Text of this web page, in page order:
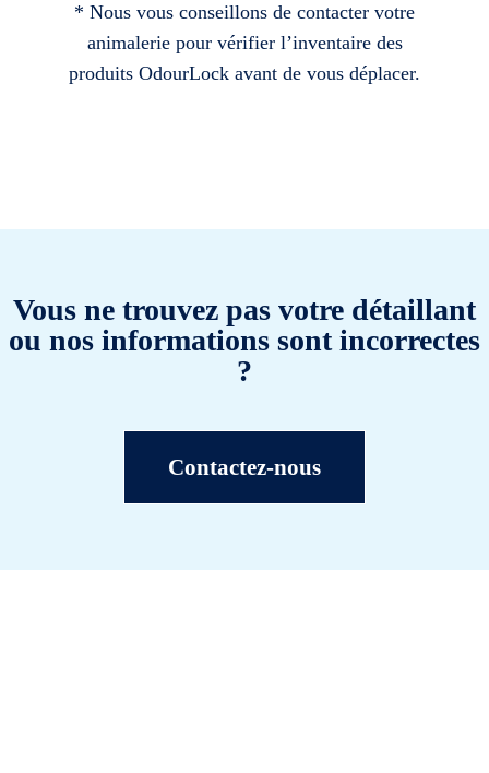
* Nous vous conseillons de contacter votre
animalerie pour vérifier l’inventaire des
produits OdourLock avant de vous déplacer.
Vous ne trouvez pas votre détaillant
ou nos informations sont incorrectes
?
Contactez-nous